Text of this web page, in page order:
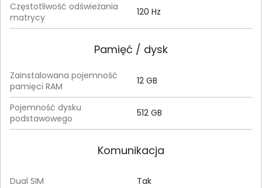
Częstotliwość odświeżania
matrycy
120 Hz
Pamięć / dysk
Zainstalowana pojemność
pamięci RAM
12 GB
Pojemność dysku
podstawowego
512 GB
Komunikacja
Dual SIM Tak